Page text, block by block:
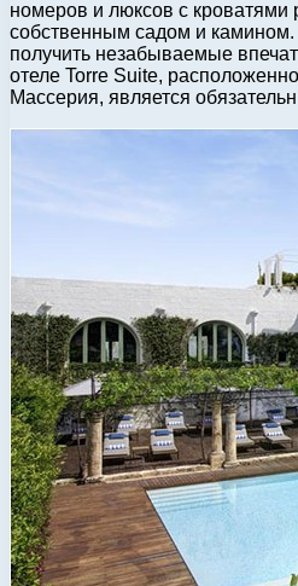
номеров и люксов с кроватями
собственным садом и камином.
получить незабываемые
отеле Torre Suite,
Массерия, является